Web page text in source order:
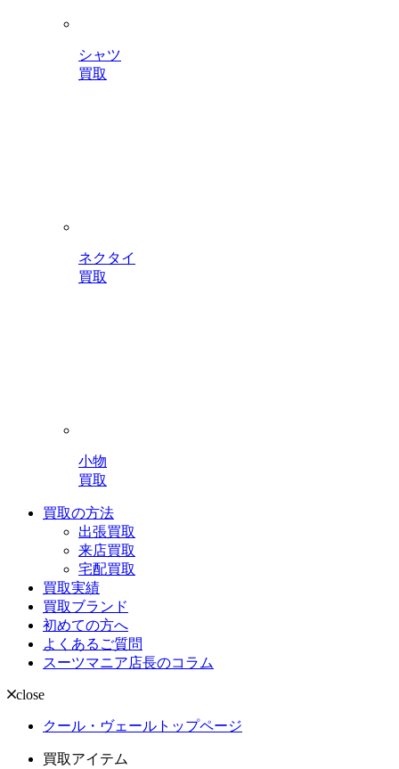
シャツ
買取
ネクタイ
買取
小物
買取
買取の方法
出張買取
来店買取
宅配買取
買取実績
買取ブランド
初めての方へ
よくあるご質問
スーツマニア店長のコラム
close
クール・ヴェールトップページ
買取アイテム